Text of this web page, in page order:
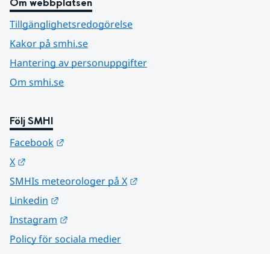
Tillgänglighetsredogörelse
Kakor på smhi.se
Hantering av personuppgifter
Om smhi.se
Följ SMHI
Facebook
X
SMHIs meteorologer på X
Linkedin
Instagram
Policy för sociala medier